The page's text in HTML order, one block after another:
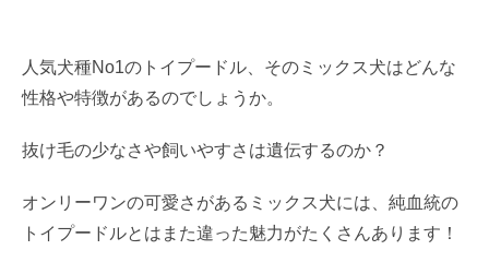
人気犬種No1のトイプードル、そのミックス犬はどんな
性格や特徴があるのでしょうか。
抜け毛の少なさや飼いやすさは遺伝するのか？
オンリーワンの可愛さがあるミックス犬には、純血統の
トイプードルとはまた違った魅力がたくさんあります！